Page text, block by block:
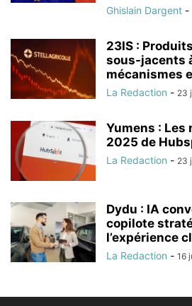
Ghislain Dargent -
23IS :
sous-jacents
mécanismes
La Redaction - 23
Yumens : Les
2025 de
La Redaction - 23
Dydu : IA
copilote
l’expérience
La Redaction - 16